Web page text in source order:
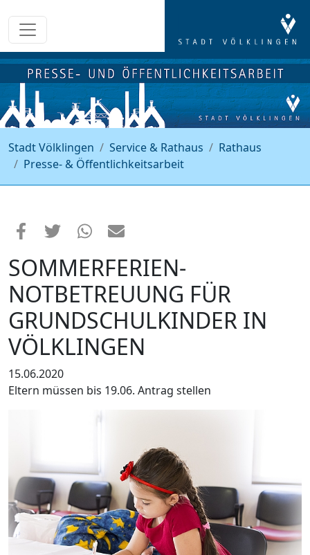
Stadt Völklingen Service & Rathaus
Rathaus
Presse- & Öffentlichkeitsarbeit
SOMMERFERIEN-
NOTBETREUUNG FÜR
GRUNDSCHULKINDER IN
VÖLKLINGEN
15.06.2020
Eltern müssen bis 19.06. Antrag stellen